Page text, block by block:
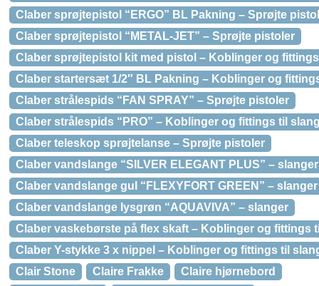
Claber sprøjtepistol “ERGO” BL Pakning – Sprøjte
Claber sprøjtepistol “METAL-JET” – Sprøjte pistoler
Claber sprøjtepistol kit med pistol – Koblinger og
Claber startersæt 1/2″ BL Pakning – Koblinger og
Claber strålespids “FAN SPRAY” – Sprøjte pistoler
Claber strålespids “PRO” – Koblinger og fittings til
Claber teleskop sprøjtelanse – Sprøjte pistoler
Claber vandslange “SILVER ELEGANT PLUS” – slanger
Claber vandslange gul “FLEXYFORT GREEN” – slanger
Claber vandslange lysgrøn “AQUAVIVA” – slanger
Claber vaskebørste på flex skaft – Koblinger og fittings
Claber Y-stykke 3 x nippel – Koblinger og fittings til
Clair Stone
Claire Frakke
Claire hjørnebord